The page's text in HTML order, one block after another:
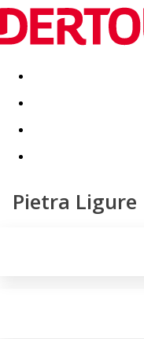
Destinatii Vacanta
Pietra Ligure